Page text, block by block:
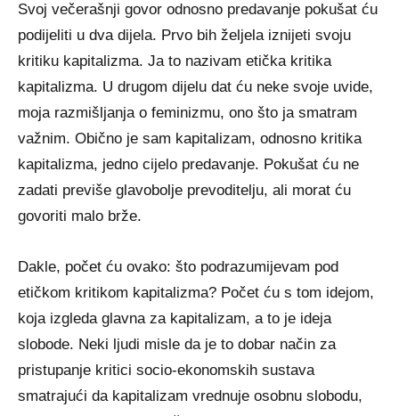
Svoj večerašnji govor odnosno predavanje pokušat ću
podijeliti u dva dijela. Prvo bih željela iznijeti svoju
kritiku kapitalizma. Ja to nazivam etička kritika
kapitalizma. U drugom dijelu dat ću neke svoje uvide,
moja razmišljanja o feminizmu, ono što ja smatram
važnim. Obično je sam kapitalizam, odnosno kritika
kapitalizma, jedno cijelo predavanje. Pokušat ću ne
zadati previše glavobolje prevoditelju, ali morat ću
govoriti malo brže.
Dakle, počet ću ovako: što podrazumijevam pod
etičkom kritikom kapitalizma? Počet ću s tom idejom,
koja izgleda glavna za kapitalizam, a to je ideja
slobode. Neki ljudi misle da je to dobar način za
pristupanje kritici socio-ekonomskih sustava
smatrajući da kapitalizam vrednuje osobnu slobodu,